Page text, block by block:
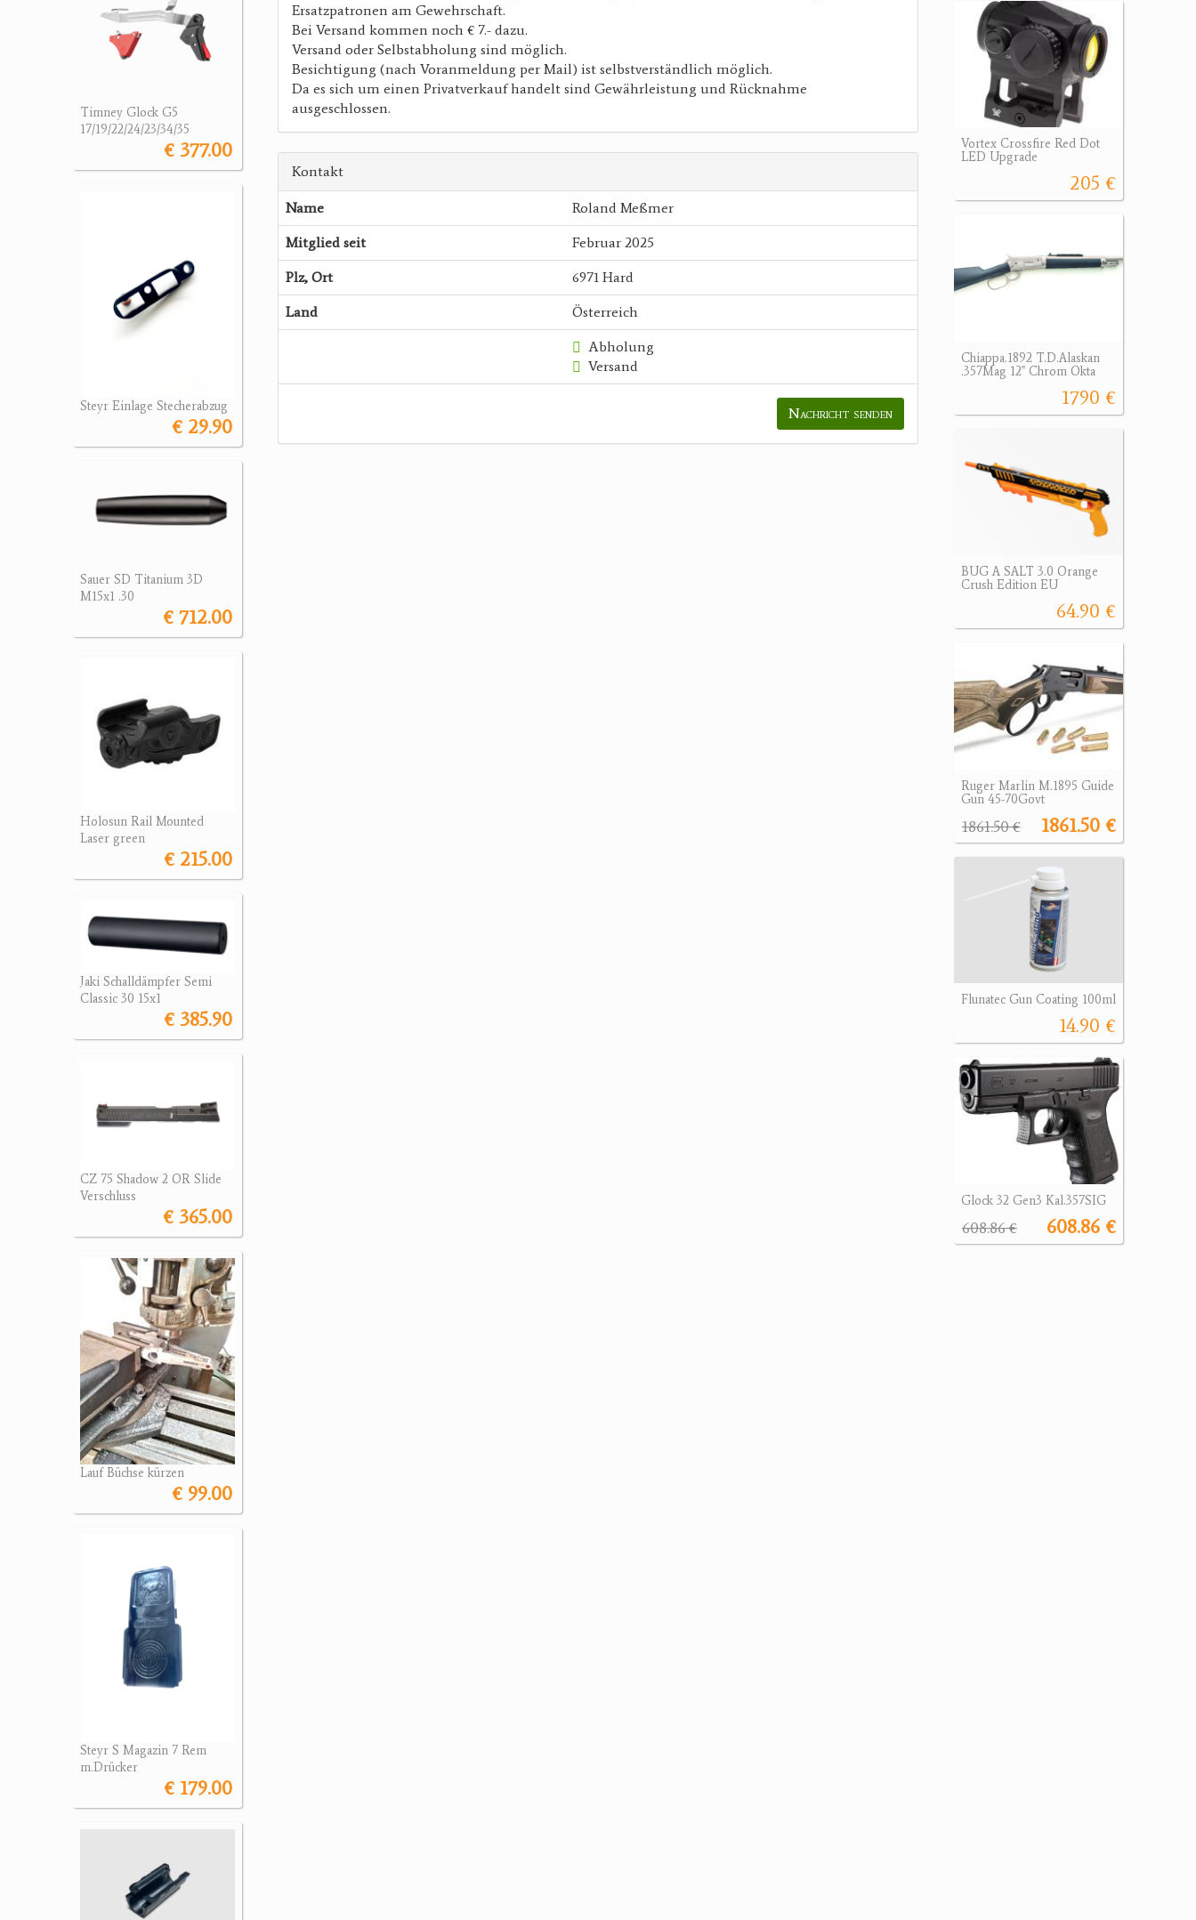
Timney Glock G5
17/19/22/24/23/34/35
€ 377.00
Steyr Einlage Stecherabzug
€ 29.90
Sauer SD Titanium 3D
M15x1 .30
€ 712.00
Holosun Rail Mounted
Laser green
€ 215.00
Jaki Schalldämpfer Semi
Classic 30 15x1
€ 385.90
CZ 75 Shadow 2 OR Slide
Verschluss
€ 365.00
Lauf Büchse kürzen
€ 99.00
Steyr S Magazin 7 Rem
m.Drücker
€ 179.00
Ersatzpatronen am Gewehrschaft.
Bei Versand kommen noch € 7.- dazu.
Versand oder Selbstabholung sind möglich.
Besichtigung (nach Voranmeldung per Mail) ist selbstverständlich möglich.
Da es sich um einen Privatverkauf handelt sind Gewährleistung und Rücknahme
ausgeschlossen.
Kontakt
Name Roland Meßmer
Mitglied seit Februar 2025
Plz, Ort 6971 Hard
Land Österreich
Abholung
Versand
Nachricht senden
Vortex Crossfire Red Dot
LED Upgrade
205 €
Chiappa.1892 T.D.Alaskan
.357Mag 12" Chrom Okta
1790 €
BUG A SALT 3.0 Orange
Crush Edition EU
64.90 €
Ruger Marlin M.1895 Guide
Gun 45-70Govt
1861.50 €
1861.50 €
Flunatec Gun Coating 100ml
14.90 €
Glock 32 Gen3 Kal.357SIG
608.86 €
608.86 €